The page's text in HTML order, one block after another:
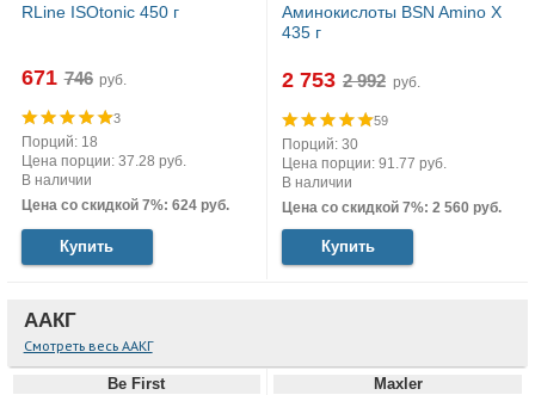
RLine ISOtonic 450 г
671 руб.
3
Порций: 18
Цена порции: 37.28 руб.
В наличии
Цена со скидкой 7%: 624 руб.
Купить
Аминокислоты BSN Amino X
435 г
2 753 руб.
59
Порций: 30
Цена порции: 91.77 руб.
В наличии
Цена со скидкой 7%: 2 560 руб.
Купить
ААКГ
Смотреть весь ААКГ
Be First Maxler